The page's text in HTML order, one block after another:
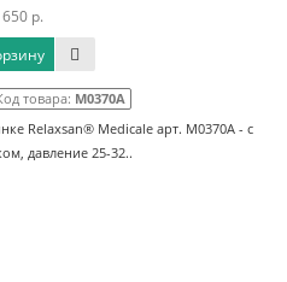
650 р.
товара: М0370А
Relaxsan® Medicale арт. M0370А - с
давление 25-32..